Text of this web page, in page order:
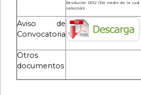
Resolución 0012 (Por medio de la
selección)
Aviso de
Convocatoria
Otros
documentos